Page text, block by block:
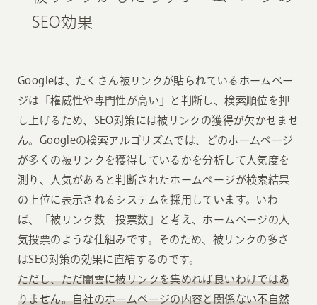
SEO効果
Googleは、たくさん被リンクが貼られているホームペー
ジは「権威性や専門性が高い」と判断し、検索順位を押
し上げるため、SEO対策には被リンクの獲得が欠かせませ
ん。Googleの検索アルゴリズムでは、どのホームページ
が多くの被リンクを獲得しているかを分析して人気度を
測り、人気があると判断されたホームページが検索結果
の上位に表示されるシステムを採用しています。いわ
ば、「被リンク数＝投票数」と考え、ホームページの人
気投票のような仕組みです。そのため、被リンクの多さ
はSEO対策の効果に直結するのです。
ただし、ただ闇雲に被リンクを集めれば良いわけではあ
りません。自社のホームページの内容と関係ない不自然